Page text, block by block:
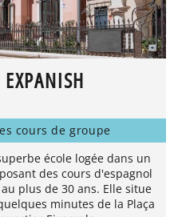
cours de groupe
école logée dans un
des cours d'espagnol
plus de 30 ans. Elle situe
minutes de la Plaça